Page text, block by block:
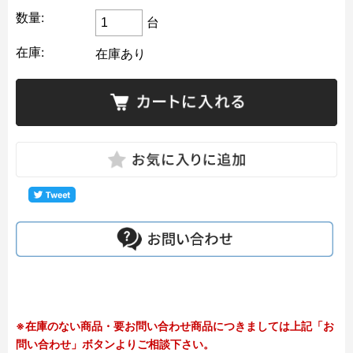
数量:
台
在庫:
在庫あり
※在庫のない商品・要お問い合わせ商品につきましては上記「お
問い合わせ」ボタンよりご相談下さい。